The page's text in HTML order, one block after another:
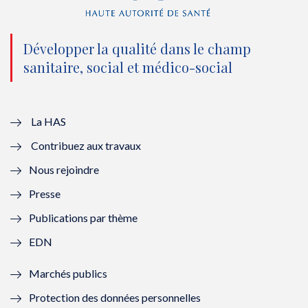
n
o
u
l
l
f
n
(
n
o
e
e
n
o
u
(
n
o
Développer la qualité dans le champ
sanitaire, social et médico-social
La HAS
Contribuez aux travaux
Nous rejoindre
Presse
Publications par thème
EDN
Marchés publics
Protection des données personnelles